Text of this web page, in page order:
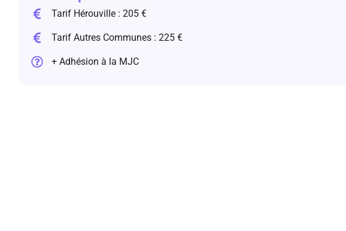
Tarif Hérouville : 205 €
Tarif Autres Communes : 225 €
+ Adhésion à la MJC